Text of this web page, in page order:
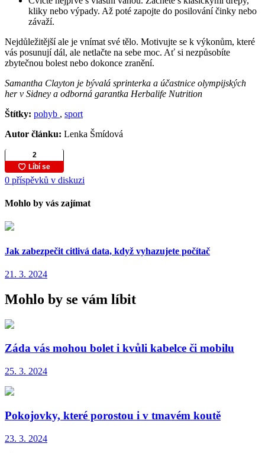
kliky nebo výpady. Až poté zapojte do posilování činky nebo
závaží.
Nejdůležitější ale je vnímat své tělo. Motivujte se k výkonům, které
vás posunují dál, ale netlačte na sebe moc. Ať si nezpůsobíte
zbytečnou bolest nebo dokonce zranění.
Samantha Clayton je bývalá sprinterka a účastnice olympijských
her v Sidney a odborná garantka Herbalife Nutrition
Štítky: pohyb , sport
Autor článku: Lenka Šmídová
0 příspěvků v diskuzi
Mohlo by vás zajímat
Jak zabezpečit citlivá data, když vyhazujete počítač
21. 3. 2024
Mohlo by se vám líbit
Záda vás mohou bolet i kvůli kabelce či mobilu
25. 3. 2024
Pokojovky, které porostou i v tmavém koutě
23. 3. 2024